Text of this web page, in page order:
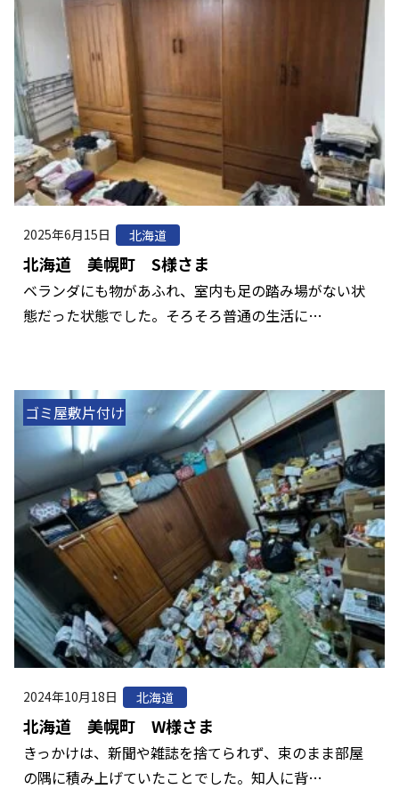
2025年6月15日 北海道
北海道 美幌町 S様さま
ベランダにも物があふれ、室内も足の踏み場がない状
態だった状態でした。そろそろ普通の生活に…
ゴミ屋敷片付け
2024年10月18日 北海道
北海道 美幌町 W様さま
きっかけは、新聞や雑誌を捨てられず、束のまま部屋
の隅に積み上げていたことでした。知人に背…